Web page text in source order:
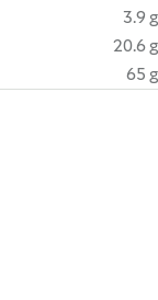
3.9 g
20.6 g
65 g